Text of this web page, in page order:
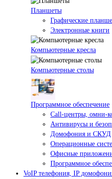
Планшеты
Графические
Электронные книги
Компьютерные кресла
Компьютерные столы
Программное обеспечение
Call-центры, омни-
Антивирусы и
Домофония и СКУД
Операционные
Офисные
Программное
VoIP телефония, IP